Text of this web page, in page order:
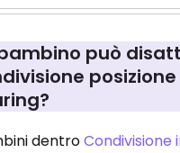
può
dentroCondivisione